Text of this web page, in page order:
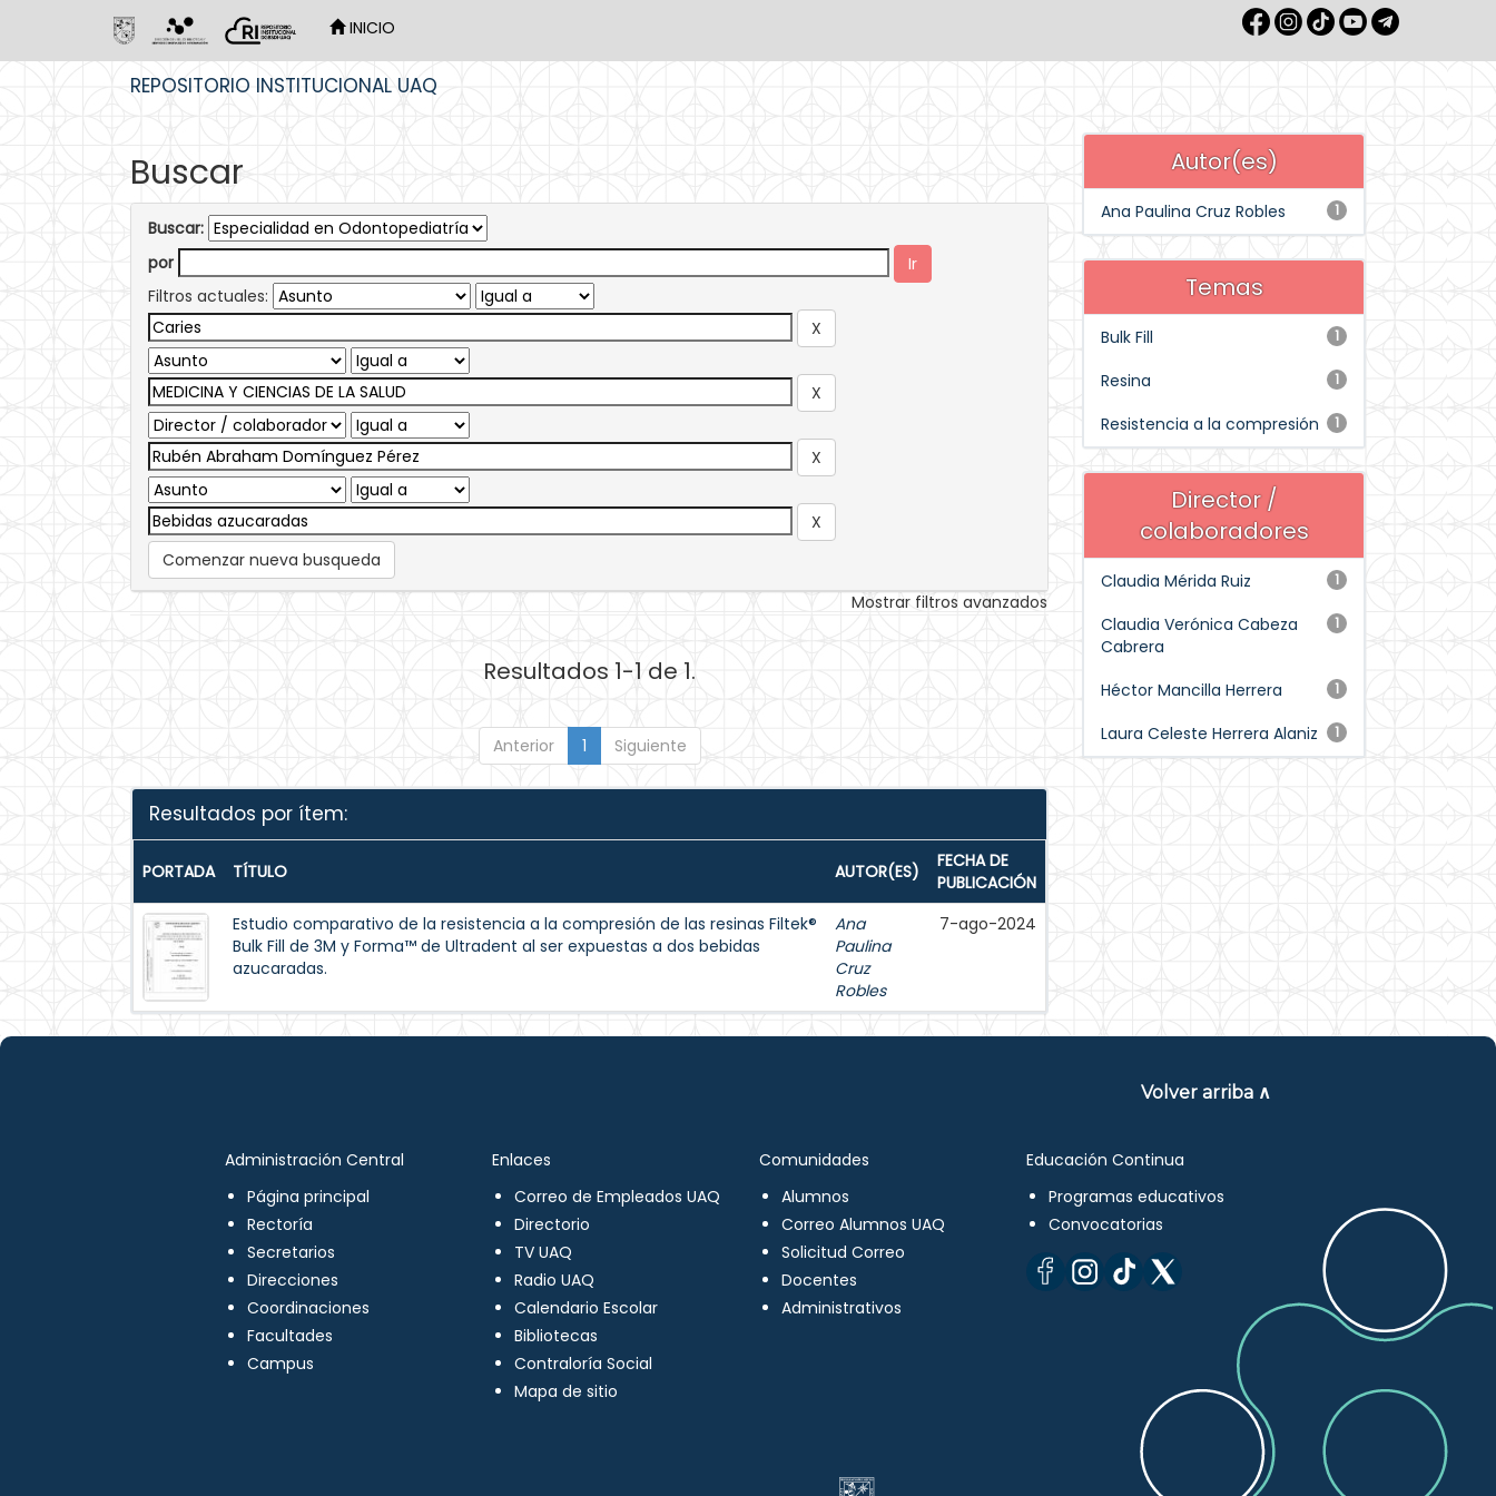
INICIO
REPOSITORIO INSTITUCIONAL UAQ
Buscar
Buscar:
por
Filtros actuales:
Comenzar nueva busqueda
Mostrar filtros avanzados
Resultados 1-1 de 1.
Anterior 1 Siguiente
Resultados por ítem:
PORTADA TÍTULO AUTOR(ES)
FECHA DE
PUBLICACIÓN
Estudio comparativo de la resistencia a la compresión de las resinas Filtek®
Bulk Fill de 3M y Forma™ de Ultradent al ser expuestas a dos bebidas
azucaradas.
Ana
Paulina
Cruz
Robles
7-ago-2024
Autor(es)
1
Ana Paulina Cruz Robles
Temas
1
Bulk Fill
1
Resina
1
Resistencia a la compresión
Director /
colaboradores
1
Claudia Mérida Ruiz
1
Claudia Verónica Cabeza
Cabrera
1
Héctor Mancilla Herrera
1
Laura Celeste Herrera Alaniz
Volver arriba ∧
Administración Central
Página principal
Rectoría
Secretarios
Direcciones
Coordinaciones
Facultades
Campus
Enlaces
Correo de Empleados UAQ
Directorio
TV UAQ
Radio UAQ
Calendario Escolar
Bibliotecas
Contraloría Social
Mapa de sitio
Comunidades
Alumnos
Correo Alumnos UAQ
Solicitud Correo
Docentes
Administrativos
Educación Continua
Programas educativos
Convocatorias